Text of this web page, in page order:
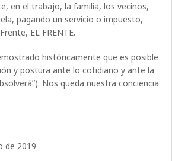
en el trabajo, la familia, los vecinos,
pagando un servicio o impuesto,
EL FRENTE.
históricamente que es posible
y postura ante lo cotidiano y ante la
Nos queda nuestra conciencia
de 2019